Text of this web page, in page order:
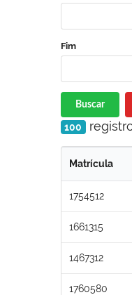
Fim
Buscar
100
Matrícula
1754512
1661315
1467312
1760580